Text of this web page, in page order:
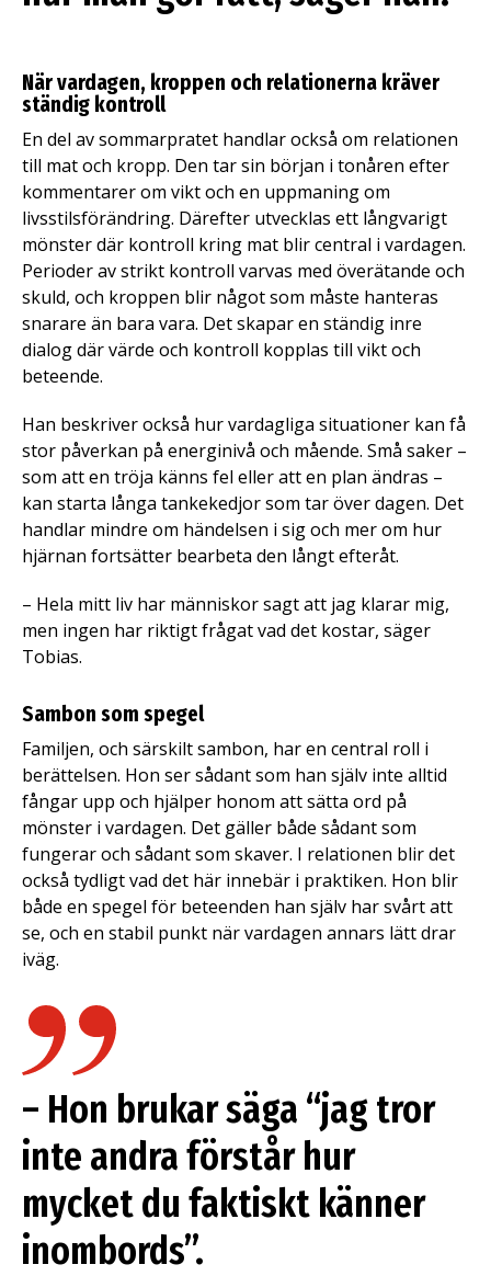
När vardagen, kroppen och relationerna kräver
ständig kontroll
En del av sommarpratet handlar också om relationen
till mat och kropp. Den tar sin början i tonåren efter
kommentarer om vikt och en uppmaning om
livsstilsförändring. Därefter utvecklas ett långvarigt
mönster där kontroll kring mat blir central i vardagen.
Perioder av strikt kontroll varvas med överätande och
skuld, och kroppen blir något som måste hanteras
snarare än bara vara. Det skapar en ständig inre
dialog där värde och kontroll kopplas till vikt och
beteende.
Han beskriver också hur vardagliga situationer kan få
stor påverkan på energinivå och mående. Små saker –
som att en tröja känns fel eller att en plan ändras –
kan starta långa tankekedjor som tar över dagen. Det
handlar mindre om händelsen i sig och mer om hur
hjärnan fortsätter bearbeta den långt efteråt.
– Hela mitt liv har människor sagt att jag klarar mig,
men ingen har riktigt frågat vad det kostar, säger
Tobias.
Sambon som spegel
Familjen, och särskilt sambon, har en central roll i
berättelsen. Hon ser sådant som han själv inte alltid
fångar upp och hjälper honom att sätta ord på
mönster i vardagen. Det gäller både sådant som
fungerar och sådant som skaver. I relationen blir det
också tydligt vad det här innebär i praktiken. Hon blir
både en spegel för beteenden han själv har svårt att
se, och en stabil punkt när vardagen annars lätt drar
iväg.
– Hon brukar säga “jag tror
inte andra förstår hur
mycket du faktiskt känner
inombords”.